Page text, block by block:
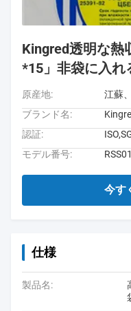
Kingred透明な熱
*15」非袋に入れ
原産地:
江蘇
ブランド名:
認証:
モデル番号:
RSS01
今す
仕様
製品名: